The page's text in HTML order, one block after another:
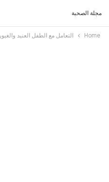
مجلة الصحبة
Home التعامل مع الطفل العنيد والغيور